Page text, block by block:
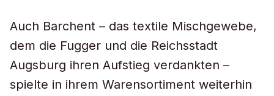
Auch Barchent – das textile Mischgewebe,
dem die Fugger und die Reichsstadt
Augsburg ihren Aufstieg verdankten –
spielte in ihrem Warensortiment weiterhin